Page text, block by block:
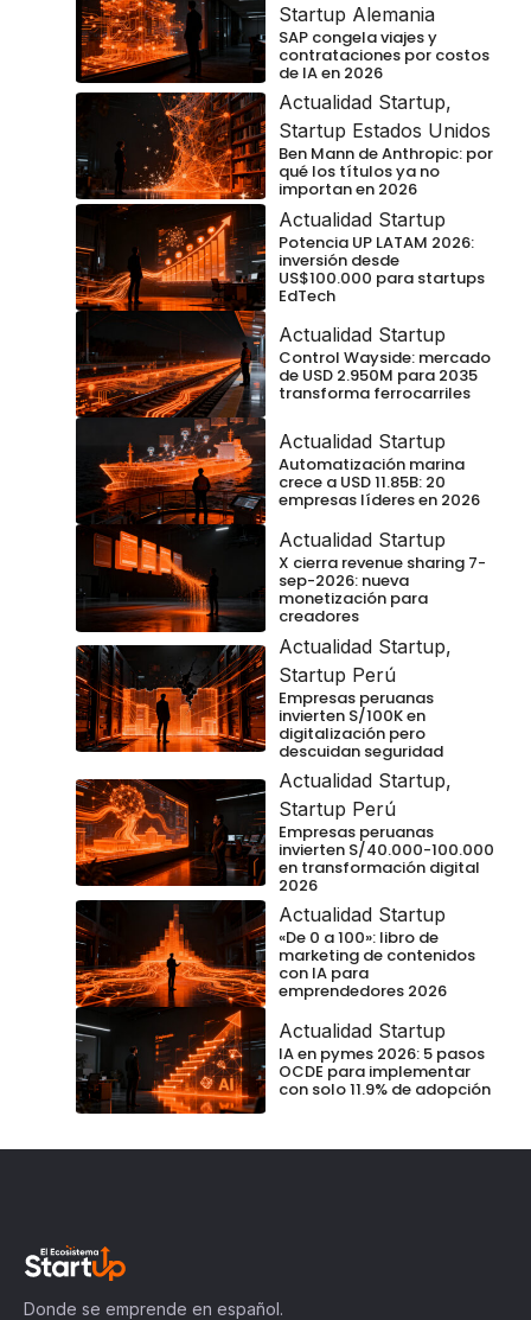
Startup Alemania
SAP congela viajes y
contrataciones por costos
de IA en 2026
Actualidad Startup,
Startup Estados Unidos
Ben Mann de Anthropic: por
qué los títulos ya no
importan en 2026
Actualidad Startup
Potencia UP LATAM 2026:
inversión desde
US$100.000 para startups
EdTech
Actualidad Startup
Control Wayside: mercado
de USD 2.950M para 2035
transforma ferrocarriles
Actualidad Startup
Automatización marina
crece a USD 11.85B: 20
empresas líderes en 2026
Actualidad Startup
X cierra revenue sharing 7-
sep-2026: nueva
monetización para
creadores
Actualidad Startup,
Startup Perú
Empresas peruanas
invierten S/100K en
digitalización pero
descuidan seguridad
Actualidad Startup,
Startup Perú
Empresas peruanas
invierten S/40.000-100.000
en transformación digital
2026
Actualidad Startup
«De 0 a 100»: libro de
marketing de contenidos
con IA para
emprendedores 2026
Actualidad Startup
IA en pymes 2026: 5 pasos
OCDE para implementar
con solo 11.9% de adopción
Donde se emprende en español.